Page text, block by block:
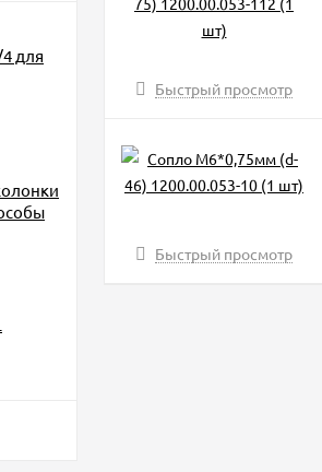
для
Быстрый просмотр
Быстрый просмотр